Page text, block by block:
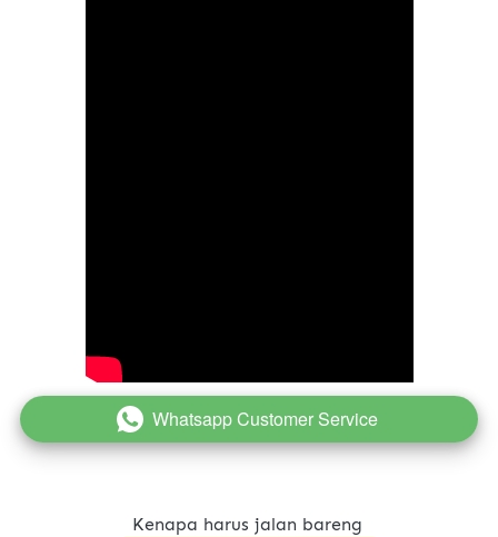
` Whatsapp Customer Service
Kenapa harus jalan bareng